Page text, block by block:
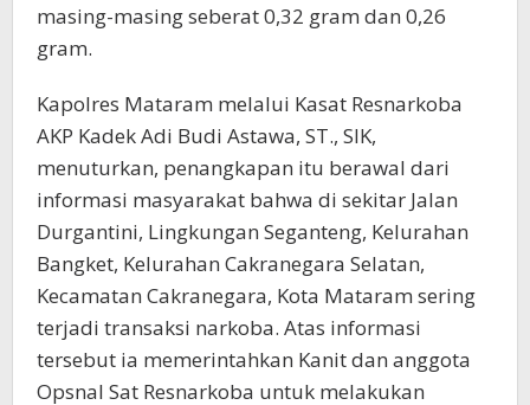
masing-masing seberat 0,32 gram dan 0,26
gram.
Kapolres Mataram melalui Kasat Resnarkoba
AKP Kadek Adi Budi Astawa, ST., SIK,
menuturkan, penangkapan itu berawal dari
informasi masyarakat bahwa di sekitar Jalan
Durgantini, Lingkungan Seganteng, Kelurahan
Bangket, Kelurahan Cakranegara Selatan,
Kecamatan Cakranegara, Kota Mataram sering
terjadi transaksi narkoba. Atas informasi
tersebut ia memerintahkan Kanit dan anggota
Opsnal Sat Resnarkoba untuk melakukan